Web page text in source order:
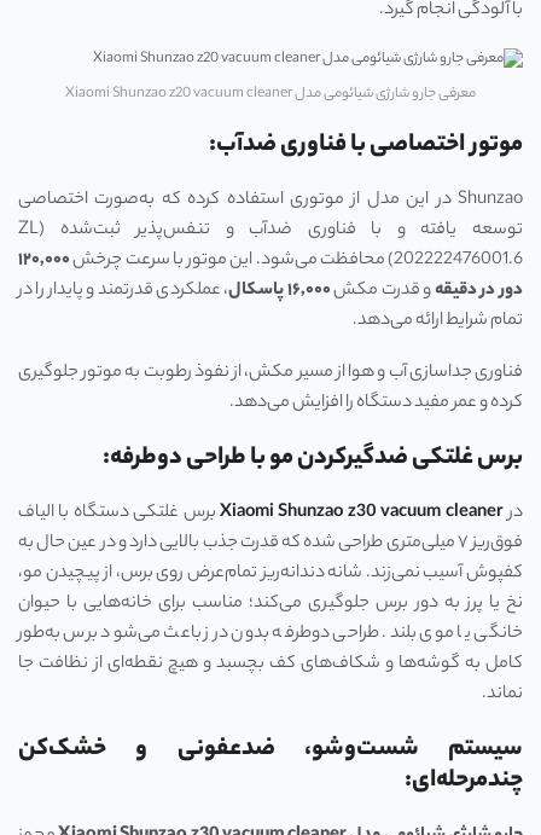
با آلودگی انجام گیرد.
معرفی جارو شارژی شیائومی مدل Xiaomi Shunzao z20 vacuum cleaner
موتور اختصاصی با فناوری ضدآب:
Shunzao در این مدل از موتوری استفاده کرده که به‌صورت اختصاصی
توسعه یافته و با فناوری ضدآب و تنفس‌پذیر ثبت‌شده (ZL
202222476001.6) محافظت می‌شود. این موتور با سرعت چرخش
۱۲۰,۰۰۰
دور در دقیقهو قدرت مکش۱۶,۰۰۰پاسکال، عملکردی قدرتمند و پایدار را در
تمام شرایط ارائه می‌دهد.
فناوری جداسازی آب و هوا از مسیر مکش، از نفوذ رطوبت به موتور جلوگیری
کرده و عمر مفید دستگاه را افزایش می‌دهد.
برس غلتکی ضدگیرکردن مو با طراحی دوطرفه:
درXiaomi Shunzao z30 vacuum cleanerبرس غلتکی دستگاه با الیاف
فوق‌ریز ۷ میلی‌متری طراحی شده که قدرت جذب بالایی دارد و در عین حال به
کفپوش آسیب نمی‌زند. شانه دندانه‌ریز تمام‌عرض روی برس، از پیچیدن مو،
نخ یا پرز به دور برس جلوگیری می‌کند؛ مناسب برای خانه‌هایی با حیوان
خانگی یا موی بلند. طراحی دوطرفه بدون درز باعث می‌شود برس به‌طور
کامل به گوشه‌ها و شکاف‌های کف بچسبد و هیچ نقطه‌ای از نظافت جا
نماند.
سیستم شست‌وشو، ضدعفونی و خشک‌کن
چندمرحله‌ای: